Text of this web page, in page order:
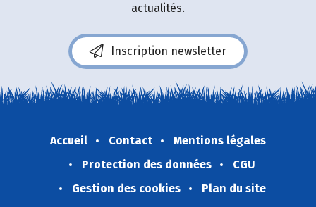
actualités.
Inscription newsletter
Accueil Contact
Mentions légales
Protection des données
CGU
Gestion des cookies
Plan du site